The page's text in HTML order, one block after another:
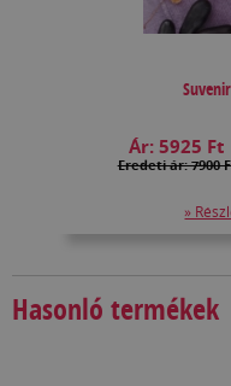
Ár:5925 Ft
Eredeti ár: 7900
»
Hasonló termékek